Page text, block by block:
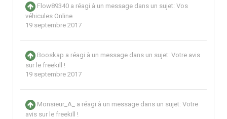
Flow89340 a réagi à un message dans un sujet: Vos
véhicules Online
19 septembre 2017
Booskap a réagi à un message dans un sujet: Votre avis
sur le freekill !
19 septembre 2017
Monsieur_A_ a réagi à un message dans un sujet: Votre
avis sur le freekill !